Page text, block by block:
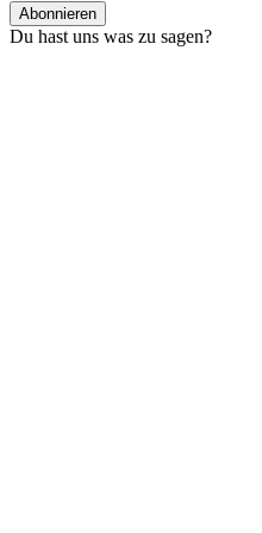
Abonnieren
Du hast uns was zu sagen?